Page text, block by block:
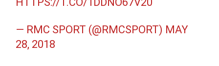
— RMC SPORT (@RMCSPORT) MAY
28, 2018